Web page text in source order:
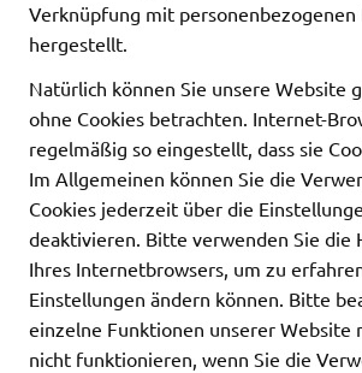
Verknüpfung mit personenbezogenen
hergestellt.
Natürlich können Sie unsere Website
ohne Cookies betrachten. Internet-
regelmäßig so eingestellt, dass sie
Im Allgemeinen können Sie die
Cookies jederzeit über die
deaktivieren. Bitte verwenden Sie die
Ihres Internetbrowsers, um zu
Einstellungen ändern können. Bitte
einzelne Funktionen unserer Website
nicht funktionieren, wenn Sie die